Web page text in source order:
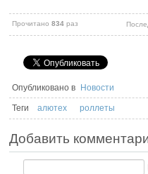
Прочитано 834 раз
Опубликовано в Новости
Теги алютех роллеты
Добавить